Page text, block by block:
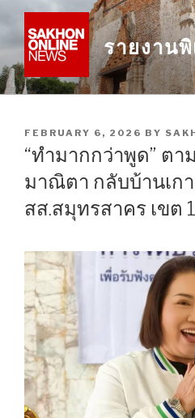
content
รายงาน
POSTED
ON
FEBRUARY 6, 2026 BY
“ทำมากกว่าพูด” ต
มาณิตา กลับบ้านเก
สส.สมุทรสาคร เขต